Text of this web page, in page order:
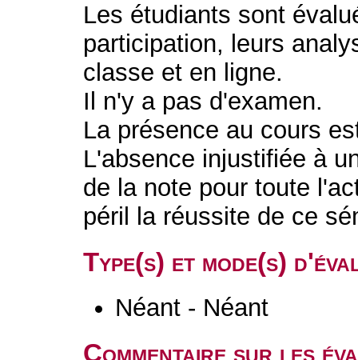
Les étudiants sont
participation, leurs
classe et en ligne.
Il n'y a pas d'examen.
La présence au cours
L'absence injustifiée à
de la note pour toute
péril la réussite de ce
Type(s) et mode(s)
Néant - Néant
Commentaire sur les